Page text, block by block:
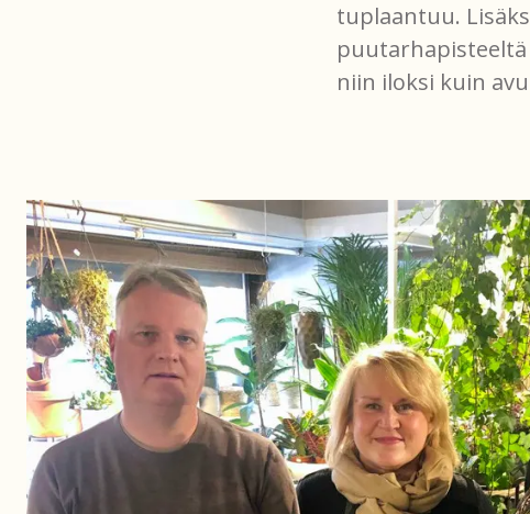
tuplaantuu.
niin iloksi kuin